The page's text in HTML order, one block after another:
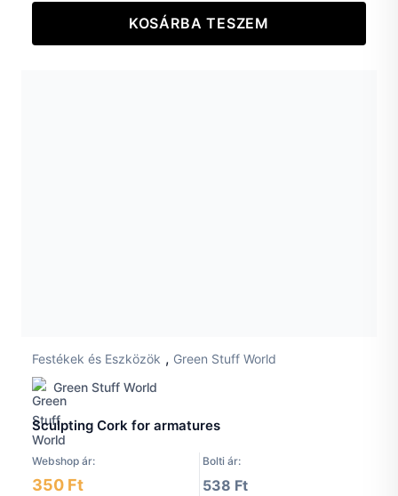
KOSÁRBA TESZEM
Festékek és Eszközök , Green Stuff World
Green Stuff World
Sculpting Cork for armatures
Webshop ár: Bolti ár:
350 Ft 538 Ft